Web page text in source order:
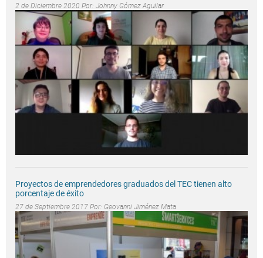
2 de Diciembre 2020 Por: Johnny Gómez Aguilar
Proyectos de emprendedores graduados del TEC tienen alto
porcentaje de éxito
27 de Septiembre 2017 Por: Geovanni Jiménez Mata